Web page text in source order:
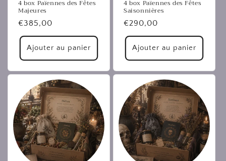
4 box Païennes des Fêtes
Majeures
Prix
habituel
€385,00
Ajouter au panier
4 box Païennes des Fêtes
Saisonnières
Prix
habituel
€290,00
Ajouter au panier